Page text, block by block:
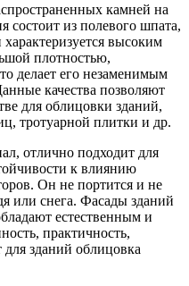
камней на
состоит из полевого шпата,
высоким
плотностью,
делает его незаменимым
качества позволяют
для облицовки зданий,
тротуарной плитки и др.
отлично подходит для
к влиянию
Он не портится и не
или снега. Фасады зданий
естественным и
практичность,
для зданий облицовка